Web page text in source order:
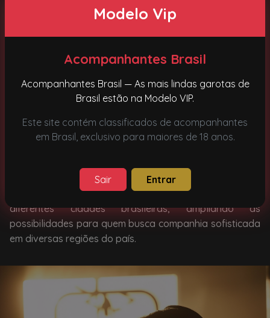
Da mesma forma, o estado de Santa Catarina ganhou
Balneário Camboriú e Itapema recebem milhares de
turistas todos os anos. Durante o verão, por exemplo, o
fluxo de visitantes aumenta significativamente, o que
região.
Santa Catarina durante determinadas temporadas.
Esse movimento cria uma conexão natural entre
diferentes cidades brasileiras, ampliando as
possibilidades para quem busca companhia sofisticada
em diversas regiões do país.
Modelo Vip
Acompanhantes Brasil
Acompanhantes Brasil — As mais lindas garotas de
Brasil estão na Modelo VIP.
Este site contém classificados de acompanhantes
em Brasil, exclusivo para maiores de 18 anos.
Sair Entrar